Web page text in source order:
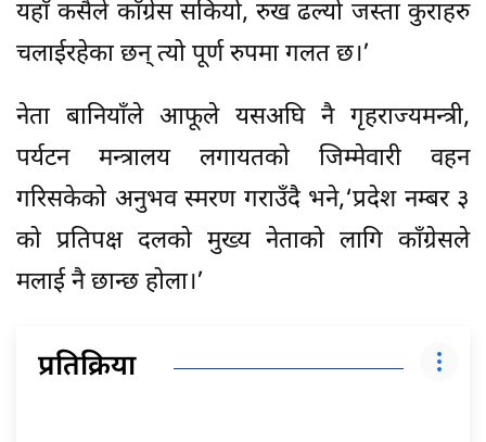
यहाँ कसैले काँग्रेस सकियो, रुख ढल्यो जस्ता कुराहरु
चलाईरहेका छन् त्यो पूर्ण रुपमा गलत छ।’
नेता बानियाँले आफूले यसअघि नै गृहराज्यमन्त्री,
पर्यटन मन्त्रालय लगायतको जिम्मेवारी वहन
गरिसकेको अनुभव स्मरण गराउँदै भने,‘प्रदेश नम्बर ३
को प्रतिपक्ष दलको मुख्य नेताको लागि काँग्रेसले
मलाई नै छान्छ होला।’
प्रतिक्रिया